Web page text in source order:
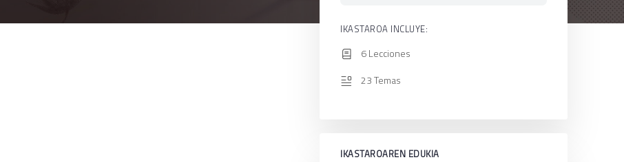
IKASTAROA INCLUYE:
6 Lecciones
23 Temas
IKASTAROAREN EDUKIA